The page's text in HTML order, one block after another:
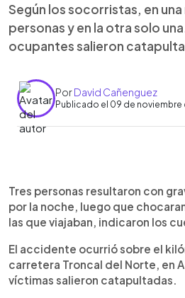
Según los socorristas, en
personas y en la otra solo
ocupantes salieron
PorDavid Cañenguez
Publicado el 09 de noviembre
Escuchar artículo
Tres personas resultaron con
por la noche, luego que
las que viajaban, indicaron los
El accidente ocurrió sobre el
carretera Troncal del Norte, en
víctimas salieron catapultadas.